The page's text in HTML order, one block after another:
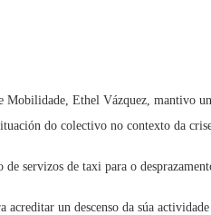
Ethel Vázquez, mantivo
do colectivo no contexto da
servizos de taxi para o
un descenso da súa